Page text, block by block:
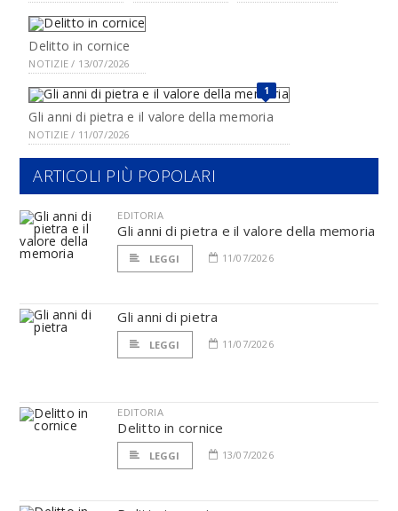
Delitto in cornice
NOTIZIE / 13/07/2026
1
Gli anni di pietra e il valore della memoria
NOTIZIE / 11/07/2026
ARTICOLI PIÙ POPOLARI
EDITORIA
Gli anni di pietra e il valore della memoria
LEGGI 11/07/2026
Gli anni di pietra
LEGGI 11/07/2026
EDITORIA
Delitto in cornice
LEGGI 13/07/2026